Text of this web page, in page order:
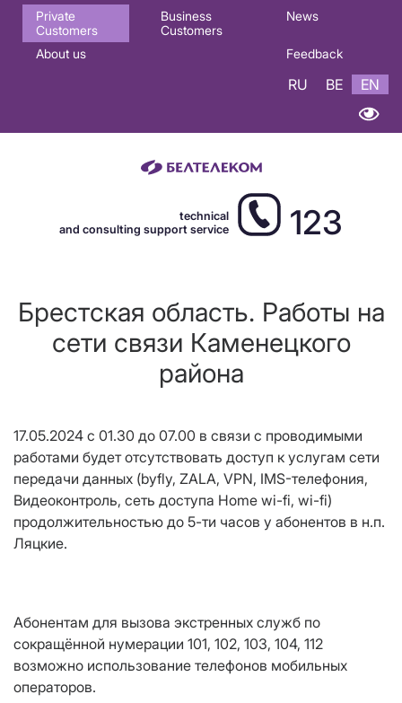
Основная
навигация
Private
Customers
Business
Customers
News
About us Feedback
RU BE EN
technical
and consulting support service
123
Брестская область. Работы на
сети связи Каменецкого
района
17.05.2024 с 01.30 до 07.00 в связи с проводимыми
работами будет отсутствовать доступ к услугам сети
передачи данных (byfly, ZALA, VPN, IMS-телефония,
Видеоконтроль, сеть доступа Home wi-fi, wi-fi)
продолжительностью до 5-ти часов у абонентов в н.п.
Ляцкие.
Абонентам для вызова экстренных служб по
сокращённой нумерации 101, 102, 103, 104, 112
возможно использование телефонов мобильных
операторов.